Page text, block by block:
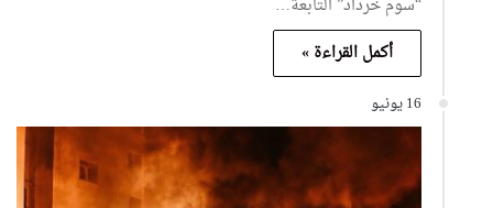
“سوم خرداد” التابعة…
أكمل القراءة »
16 يونيو